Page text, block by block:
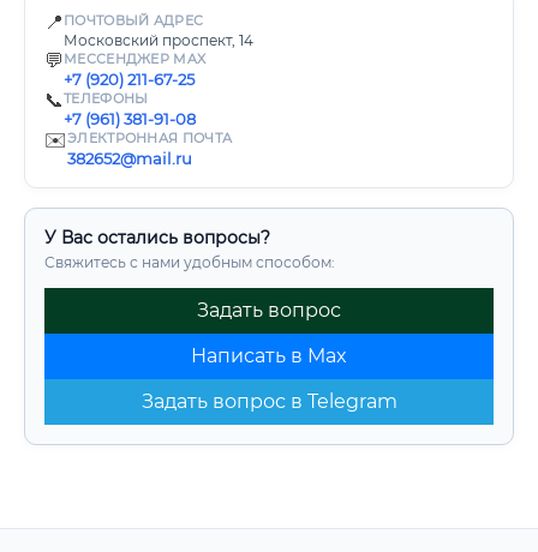
📍 ПОЧТОВЫЙ АДРЕС
Московский проспект, 14
💬 МЕССЕНДЖЕР MAX
+7 (920) 211-67-25
📞ТЕЛЕФОНЫ
+7 (961) 381-91-08
✉️ЭЛЕКТРОННАЯ ПОЧТА
382652@mail.ru
У Вас остались вопросы?
Свяжитесь с нами удобным способом:
Задать вопрос
Написать в Max
Задать вопрос в Telegram